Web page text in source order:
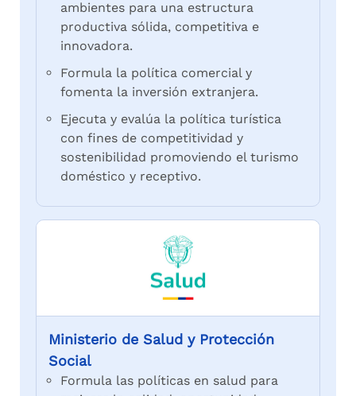
ambientes para una estructura
productiva sólida, competitiva e
innovadora.
Formula la política comercial y
fomenta la inversión extranjera.
Ejecuta y evalúa la política turística
con fines de competitividad y
sostenibilidad promoviendo el turismo
doméstico y receptivo.
Ministerio de Salud y Protección
Social
Formula las políticas en salud para